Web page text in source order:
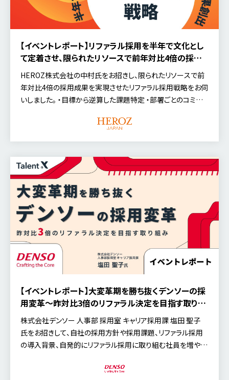
【イベントレポート】リファラル採用を半年で文化とし
て定着させ、限られたリソースで前年対比4倍の採用
成果を実現したHEROZの戦略とは？
HEROZ株式会社の中村氏をお招きし、限られたリソースで前
年対比4倍の採用成果を実現させたリファラル採用戦略をお伺
いしました。 ・目標から逆算した課題特定 ・部署ごとのコミュニ
例MTGで行った広報施策 ・組織としてリファラル採用を当たり
ラル採用を半年で文化として定着させ、成果創出までに行った
実施施策を中心に語られた、好評のセミナー内容をご紹介し
ます。
【イベントレポート】大変革期を勝ち抜くデンソーの採
用変革～昨対比3倍のリファラル決定を目指す取り組
みとは～
株式会社デンソー 人事部 採用室 キャリア採用課 塩田 聖子
氏をお招きして、自社の採用方針や採用課題、リファラル採用
の導入背景、自発的にリファラル採用に取り組む社員を増やし
具体的に語られた、好評のセミナー内容をご紹介します。